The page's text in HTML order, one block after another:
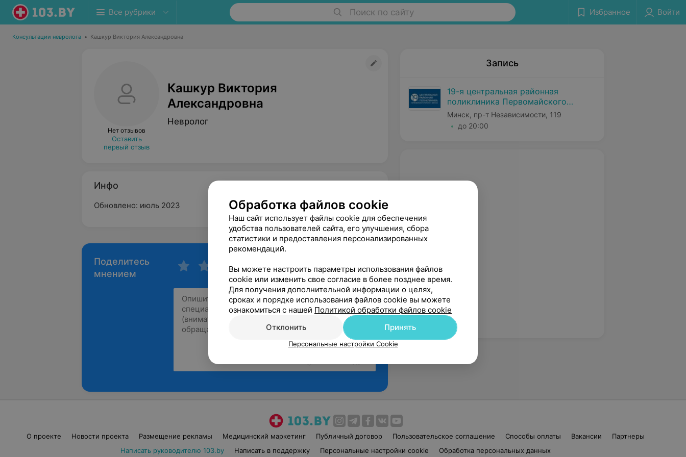
Все рубрики Поиск по сайту Избранное Войти
Консультации невролога • Кашкур Виктория Александровна
Нет отзывов
Оставить
первый отзыв
Кашкур Виктория
Александровна
Невролог
Инфо
Обновлено: июль 2023
Поделитесь
мнением
Запись
19-я центральная районная
поликлиника Первомайского
района г. Минска
Минск, пр-т Независимости, 119
до 20:00
О проекте Новости проекта Размещение рекламы Медицинский маркетинг Публичный договор Пользовательское соглашение Способы оплаты Вакансии
Партнеры
Написать руководителю 103.by
Написать в поддержку Персональные настройки cookie Обработка персональных данных
Обработка файлов cookie
Наш сайт использует файлы cookie для обеспечения
удобства пользователей сайта, его улучшения, сбора
статистики и предоставления персонализированных
рекомендаций.
Вы можете настроить параметры использования файлов
cookie или изменить свое согласие в более позднее время.
Для получения дополнительной информации о целях,
сроках и порядке использования файлов cookie вы можете
ознакомиться с нашей Политикой обработки файлов cookie
Отклонить
Принять
Персональные настройки Cookie